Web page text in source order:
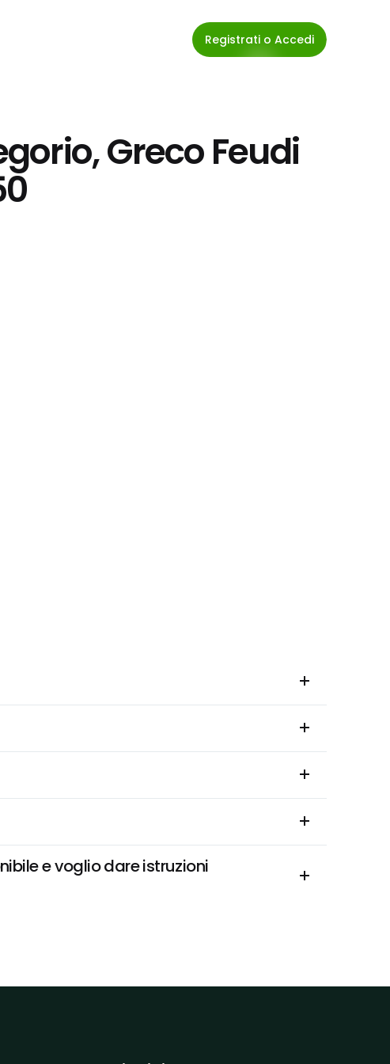
Registrati o Accedi
Greco Feudi
e voglio dare istruzioni